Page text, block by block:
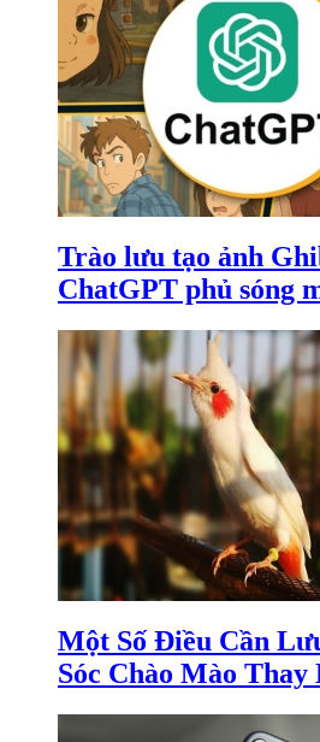
Trào lưu tạo ảnh
ChatGPT phủ sóng
Một Số Điều Cần
Sóc Chào Mào Thay